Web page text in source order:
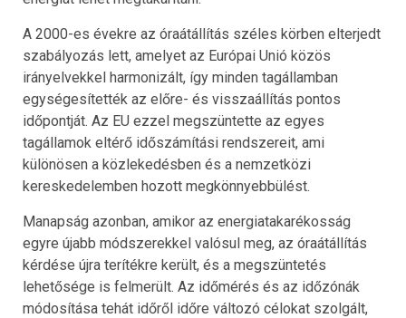
A 2000-es évekre az óraátállítás széles körben elterjedt
szabályozás lett, amelyet az Európai Unió közös
irányelvekkel harmonizált, így minden tagállamban
egységesítették az előre- és visszaállítás pontos
időpontját. Az EU ezzel megszüntette az egyes
tagállamok eltérő időszámítási rendszereit, ami
különösen a közlekedésben és a nemzetközi
kereskedelemben hozott megkönnyebbülést.
Manapság azonban, amikor az energiatakarékosság
egyre újabb módszerekkel valósul meg, az óraátállítás
kérdése újra terítékre került, és a megszüntetés
lehetősége is felmerült. Az időmérés és az időzónák
módosítása tehát időről időre változó célokat szolgált,